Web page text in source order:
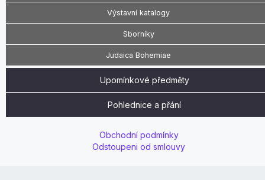
Výstavní katalogy
Sborníky
Judaica Bohemiae
Upomínkové předměty
Pohlednice a přání
Obchodní podmínky
Odstoupeni od smlouvy